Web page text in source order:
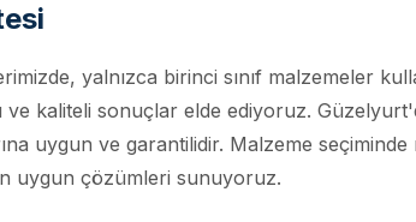
yalnızca birinci sınıf malzemeler
kaliteli sonuçlar elde ediyoruz.
uygun ve garantilidir. Malzeme
uygun çözümleri sunuyoruz.